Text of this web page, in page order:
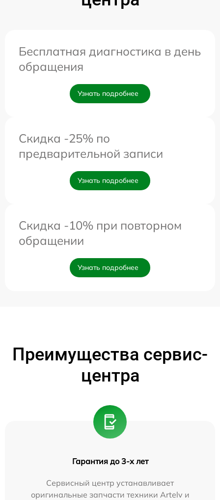
Бесплатная диагностика в день
обращения
Узнать подробнее
Скидка -25% по
предварительной записи
Узнать подробнее
Скидка -10% при повторном
обращении
Узнать подробнее
Преимущества сервис-
центра
Гарантия до 3-х лет
Сервисный центр устанавливает
оригинальные запчасти техники Artelv и